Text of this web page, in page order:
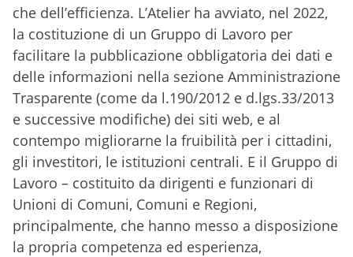
che dell’efficienza. L’Atelier ha avviato, nel 2022,
la costituzione di un Gruppo di Lavoro per
facilitare la pubblicazione obbligatoria dei dati e
delle informazioni nella sezione Amministrazione
Trasparente (come da l.190/2012 e d.lgs.33/2013
e successive modifiche) dei siti web, e al
contempo migliorarne la fruibilità per i cittadini,
gli investitori, le istituzioni centrali. E il Gruppo di
Lavoro – costituito da dirigenti e funzionari di
Unioni di Comuni, Comuni e Regioni,
principalmente, che hanno messo a disposizione
la propria competenza ed esperienza,